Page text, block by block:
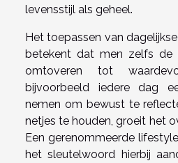
levensstijl als geheel.
Het toepassen van
betekent dat men zelfs de
omtoveren tot
bijvoorbeeld iedere dag
nemen om bewust te
netjes te houden, groeit het
Een gerenommeerde
het sleutelwoord hierbij